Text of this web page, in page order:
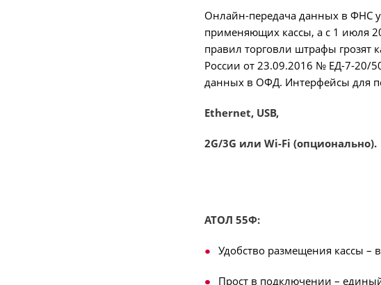
Онлайн-передача данных в ФНС
применяющих кассы, а с 1 июля
правил торговли штрафы
России от 23.09.2016 № ЕД-7-20/
данных в ОФД. Интерфейсы для
Ethernet, USB,
2G/3G или Wi-Fi (опционально).
АТОЛ 55Ф:
Удобство размещения кассы –
Прост в подключении –